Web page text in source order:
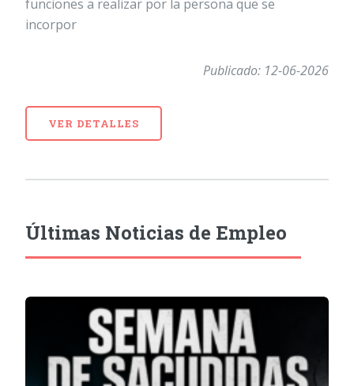
funciones a realizar por la persona que se
incorpor
Publicado: 12-06-2026
VER DETALLES
Últimas Noticias de Empleo